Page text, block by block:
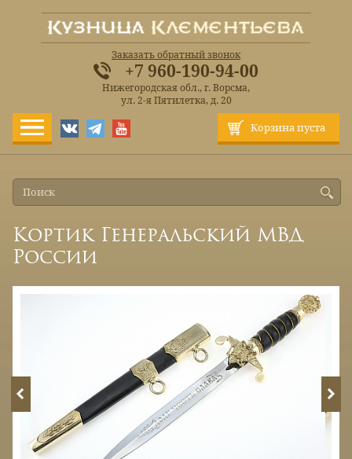
Корзина пуста
Заказать обратный звонок
+7 960-190-94-00
Нижегородская обл., г. Ворсма,
ул. 2-я Пятилетка, д. 20
Кортик Генеральский МВД
России